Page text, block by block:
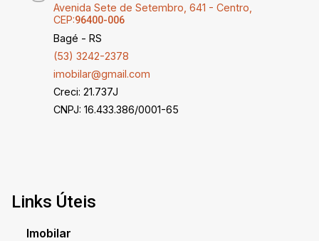
Avenida Sete de Setembro, 641 - Centro,
CEP:96400-006
Bagé - RS
(53) 3242-2378
imobilar@gmail.com
Creci: 21.737J
CNPJ: 16.433.386/0001-65
Links Úteis
Imobilar